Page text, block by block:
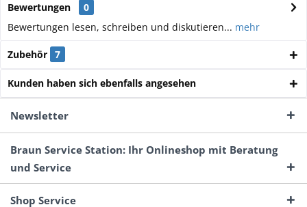
Bewertungen
0
Bewertungen lesen, schreiben und diskutieren... mehr
Zubehör 7
Kunden haben sich ebenfalls angesehen
Newsletter
Braun Service Station: Ihr Onlineshop mit Beratung
und Service
Shop Service